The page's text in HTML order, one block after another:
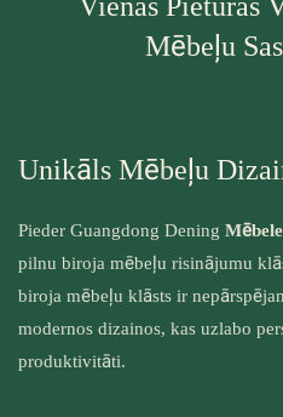
Mēbeļu
Unikāls Mēbeļu
Pieder Guangdong Dening
pilnu biroja mēbeļu risinājumu
biroja mēbeļu klāsts ir
modernos dizainos, kas uzlabo
produktivitāti.